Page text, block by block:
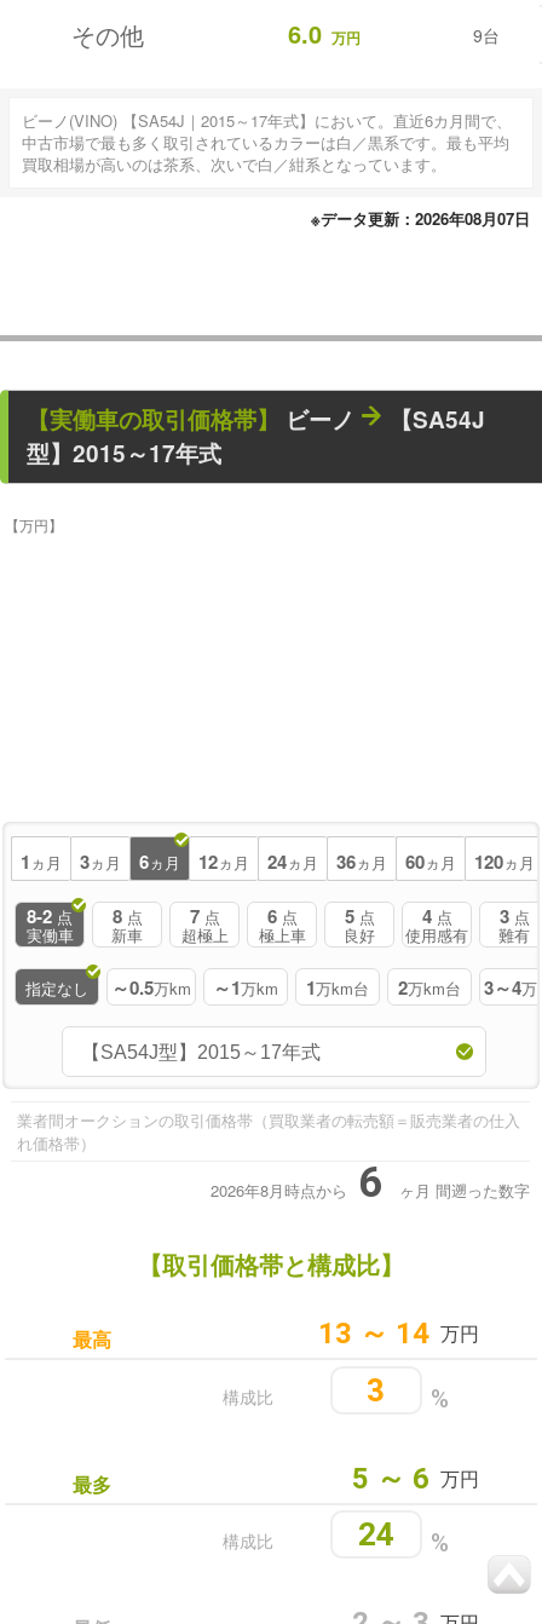
その他 6.0 万円 9台
ビーノ(VINO) 【SA54J｜2015～17年式】において。直近6カ月間で、
中古市場で最も多く取引されているカラーは白／黒系です。最も平均
買取相場が高いのは茶系、次いで白／紺系となっています。
※データ更新：2026年08月07日
【実働車の取引価格帯】 ビーノ
【SA54J
型】2015～17年式
【万円】
1 ヵ月 3ヵ月 6ヵ月 12ヵ月 24ヵ月 36ヵ月 60ヵ月 120ヵ月
8-2 点
実働車
8 点
新車
7 点
超極上
6 点
極上車
5 点
良好
4 点
使用感有
3 点
難有
指定なし ～0.5万km ～1万km 1万km台 2万km台 3～4万
業者間オークションの取引価格帯（買取業者の転売額＝販売業者の仕入
れ価格帯）
2026年8月時点から 6 ヶ月 間遡った数字
【取引価格帯と構成比】
最高 13 ～ 14 万円
%
3
構成比
最多 5 ～ 6 万円
%
24
構成比